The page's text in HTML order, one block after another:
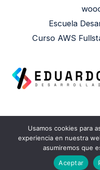
Escuela
Curso AWS
Copyright © 2026
Usamos cookies para
experiencia en nuestra
asumiremos que
Aceptar